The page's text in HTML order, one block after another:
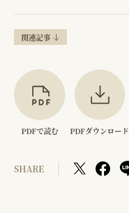
関連記事
PDFで読む PDFダウンロード
SHARE